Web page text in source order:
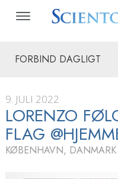
FORBIND DAGLIGT
9. JULI 2022
LORENZO
FLAG
KØBENHAVN, DANMARK